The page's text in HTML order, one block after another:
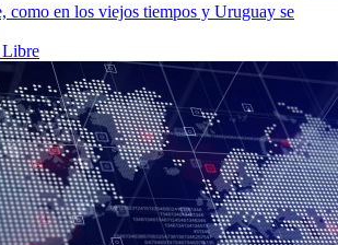
como en los viejos tiempos y Uruguay se
Libre